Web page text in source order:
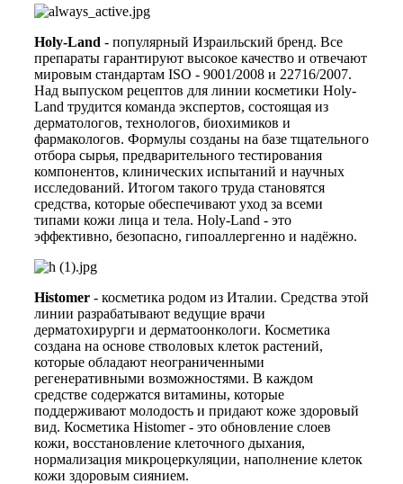
Holy-Land - популярный Израильский бренд. Все
препараты гарантируют высокое качество и отвечают
мировым стандартам ISO - 9001/2008 и 22716/2007.
Над выпуском рецептов для линии косметики Holy-
Land трудится команда экспертов, состоящая из
дерматологов, технологов, биохимиков и
фармакологов. Формулы созданы на базе тщательного
отбора сырья, предварительного тестирования
компонентов, клинических испытаний и научных
исследований. Итогом такого труда становятся
средства, которые обеспечивают уход за всеми
типами кожи лица и тела. Holy-Land - это
эффективно, безопасно, гипоаллергенно и надёжно.
Histomer - косметика родом из Италии. Средства этой
линии разрабатывают ведущие врачи
дерматохирурги и дерматоонкологи. Косметика
создана на основе стволовых клеток растений,
которые обладают неограниченными
регенеративными возможностями. В каждом
средстве содержатся витамины, которые
поддерживают молодость и придают коже здоровый
вид. Косметика Histomer - это обновление слоев
кожи, восстановление клеточного дыхания,
нормализация микроцеркуляции, наполнение клеток
кожи здоровым сиянием.